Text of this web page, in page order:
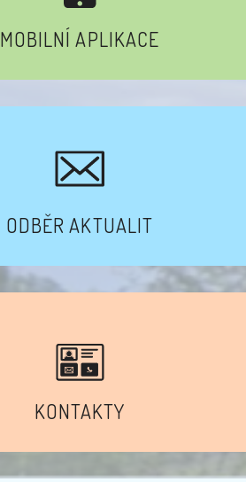
MOBILNÍ APLIKACE
ODBĚR AKTUALIT
KONTAKTY